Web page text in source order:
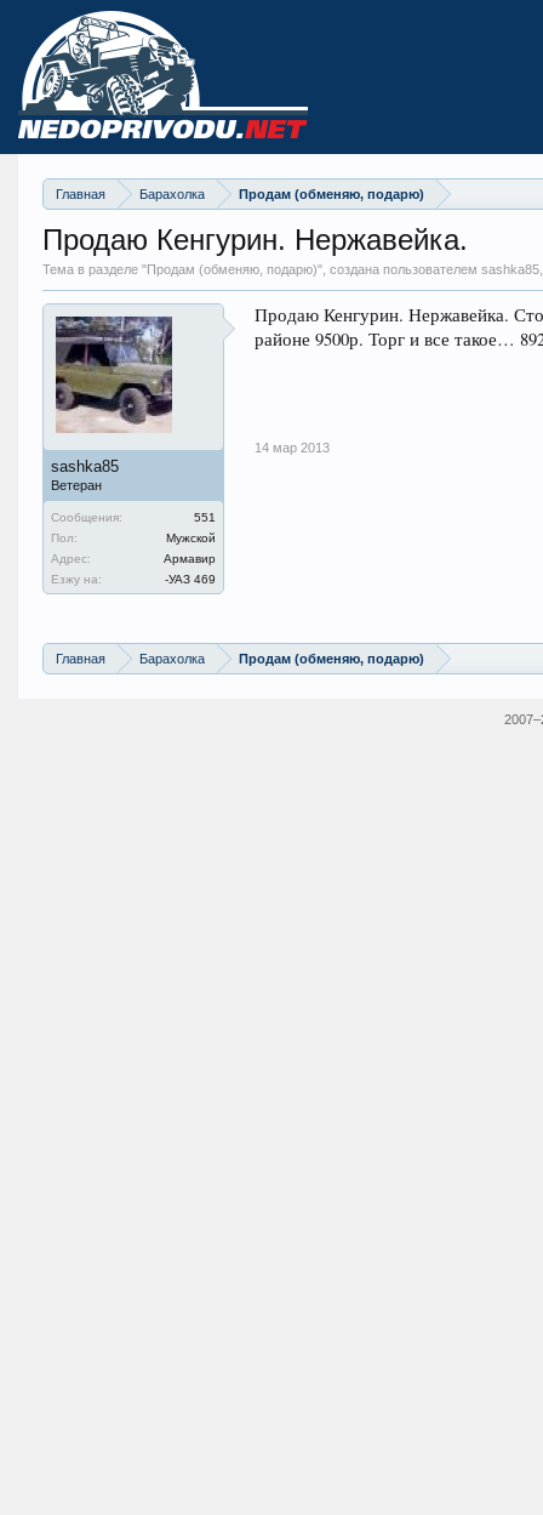
Главная Барахолка Продам (обменяю, подарю)
Продаю Кенгурин. Нержавейка.
Тема в разделе "Продам (обменяю, подарю)", создана пользователем
sashka85
Ветеран
Сообщения:
551
Пол:
Мужской
Адрес:
Армавир
Езжу на:
-УАЗ 469
Продаю Кенгурин. Нержавейка.
районе 9500р. Торг и все такое…
14 мар 2013
Главная Барахолка Продам (обменяю, подарю)
2007–